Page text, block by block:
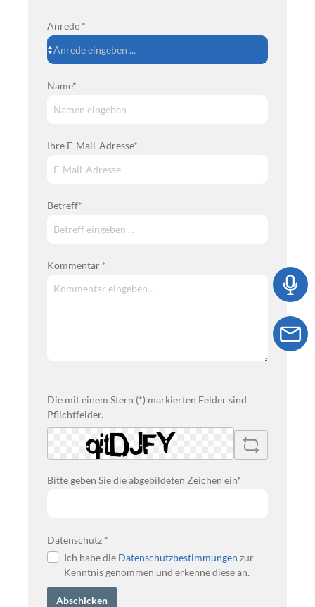
Anrede *
Name*
Ihre E-Mail-Adresse*
Betreff*
Kommentar *
Die mit einem Stern (*) markierten Felder sind
Pflichtfelder.
Bitte geben Sie die abgebildeten Zeichen ein*
Datenschutz *
Ich habe die Datenschutzbestimmungen zur
Kenntnis genommen und erkenne diese an.
Abschicken